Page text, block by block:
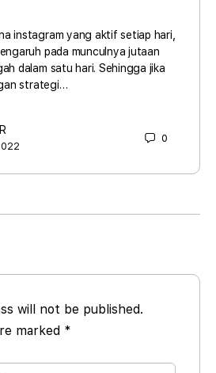
instagram yang aktif setiap hari,
pada munculnya jutaan
dalam satu hari. Sehingga jika
strategi…
0
will not be published.
marked *